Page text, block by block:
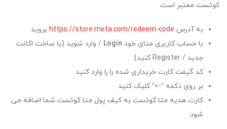
کوئست معتبر است
به آدرس https://store.meta.com/redeem-code بروید
با حساب کاربری متای خود Login / وارد شوید (یا ساخت اکانت
جدید / Register کنید).
کد گیفت کارت خریداری شده را را وارد کنید
بر روی دکمه “->” کلیک کنید
کارت هدیه متا کوئست به کیف پول متا کوئست شما اضافه می
شود.